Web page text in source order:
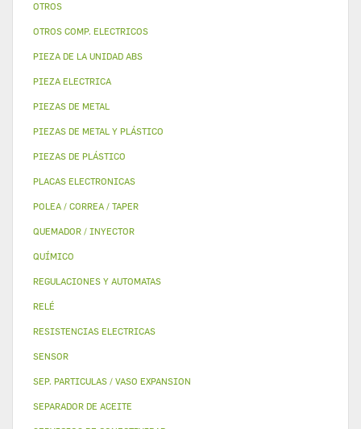
OTROS
OTROS COMP. ELECTRICOS
PIEZA DE LA UNIDAD ABS
PIEZA ELECTRICA
PIEZAS DE METAL
PIEZAS DE METAL Y PLÁSTICO
PIEZAS DE PLÁSTICO
PLACAS ELECTRONICAS
POLEA / CORREA / TAPER
QUEMADOR / INYECTOR
QUÍMICO
REGULACIONES Y AUTOMATAS
RELÉ
RESISTENCIAS ELECTRICAS
SENSOR
SEP. PARTICULAS / VASO EXPANSION
SEPARADOR DE ACEITE